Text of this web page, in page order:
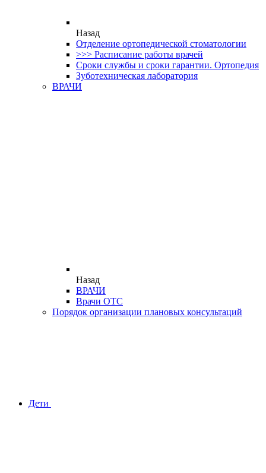
Назад
Отделение ортопедической стоматологии
>>> Расписание работы врачей
Сроки службы и сроки гарантии. Ортопедия
Зуботехническая лаборатория
ВРАЧИ
Назад
ВРАЧИ
Врачи ОТС
Порядок организации плановых консультаций
Дети